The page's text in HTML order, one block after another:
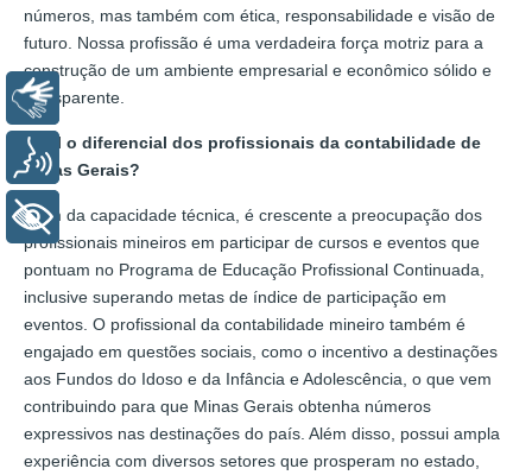
números, mas também com ética, responsabilidade e visão de
futuro. Nossa profissão é uma verdadeira força motriz para a
construção de um ambiente empresarial e econômico sólido e
transparente.
Qual o diferencial dos profissionais da contabilidade de
Minas Gerais?
Além da capacidade técnica, é crescente a preocupação dos
profissionais mineiros em participar de cursos e eventos que
pontuam no Programa de Educação Profissional Continuada,
inclusive superando metas de índice de participação em
eventos. O profissional da contabilidade mineiro também é
engajado em questões sociais, como o incentivo a destinações
aos Fundos do Idoso e da Infância e Adolescência, o que vem
contribuindo para que Minas Gerais obtenha números
expressivos nas destinações do país. Além disso, possui ampla
experiência com diversos setores que prosperam no estado,
Libras
+ Acessibilidade